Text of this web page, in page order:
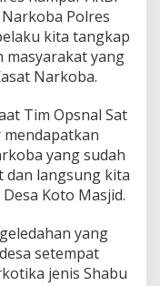
Polres
kita tangkap
masyarakat yang
Narkoba.
Tim Opsnal Sat
mendapatkan
yang sudah
dan langsung kita
Koto Masjid.
yang
setempat
jenis Shabu